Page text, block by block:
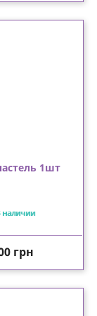
1шт
наличии
грн